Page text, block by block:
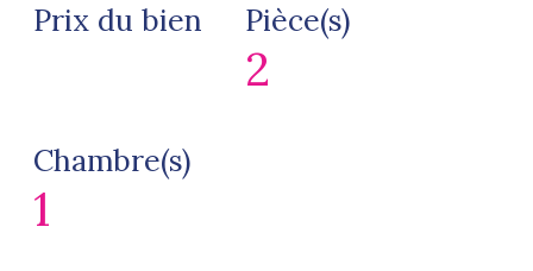
Prix du bien Pièce(s)
2
Chambre(s)
1